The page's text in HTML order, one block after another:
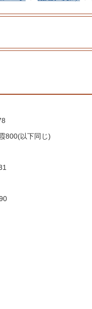
800(以下同じ)